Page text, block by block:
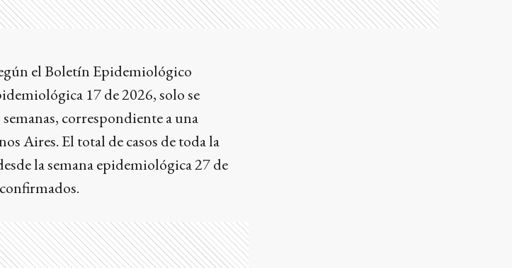
el Boletín Epidemiológico
17 de 2026, solo se
correspondiente a una
Aires. El total de casos de toda la
la semana epidemiológica 27 de